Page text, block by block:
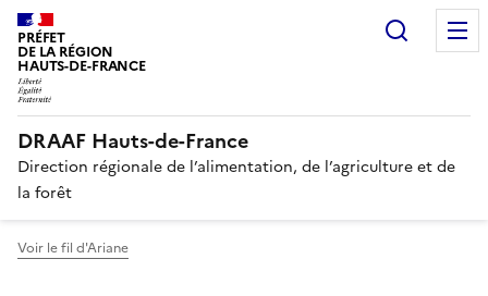
PRÉFET
DE LA RÉGION
HAUTS-DE-FRANCE
DRAAF Hauts-de-France
Direction régionale de l’alimentation, de l’agriculture et de
la forêt
Voir le fil d'Ariane